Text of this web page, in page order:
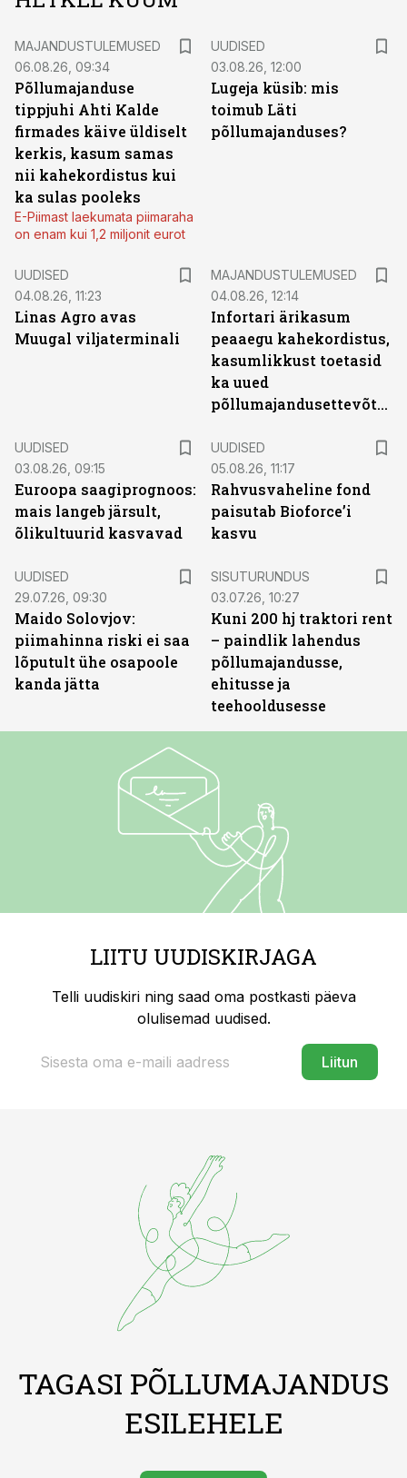
MAJANDUSTULEMUSED
06.08.26, 09:34
Põllumajanduse
tippjuhi Ahti Kalde
firmades käive üldiselt
kerkis, kasum samas
nii kahekordistus kui
ka sulas pooleks
E-Piimast laekumata piimaraha
on enam kui 1,2 miljonit eurot
UUDISED
03.08.26, 12:00
Lugeja küsib: mis
toimub Läti
põllumajanduses?
UUDISED
04.08.26, 11:23
Linas Agro avas
Muugal viljaterminali
MAJANDUSTULEMUSED
04.08.26, 12:14
Infortari ärikasum
peaaegu kahekordistus,
kasumlikkust toetasid
ka uued
põllumajandusettevõtted
UUDISED
03.08.26, 09:15
Euroopa saagiprognoos:
mais langeb järsult,
õlikultuurid kasvavad
UUDISED
05.08.26, 11:17
Rahvusvaheline fond
paisutab Bioforce’i
kasvu
UUDISED
29.07.26, 09:30
Maido Solovjov:
piimahinna riski ei saa
lõputult ühe osapoole
kanda jätta
SISUTURUNDUS
03.07.26, 10:27
Kuni 200 hj traktori rent
– paindlik lahendus
põllumajandusse,
ehitusse ja
teehooldusesse
LIITU UUDISKIRJAGA
Telli uudiskiri ning saad oma postkasti päeva
olulisemad uudised.
Liitun
TAGASI PÕLLUMAJANDUS
ESILEHELE